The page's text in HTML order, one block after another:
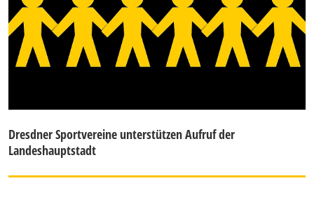
Dresdner Sportvereine unterstützen Aufruf der
Landeshauptstadt